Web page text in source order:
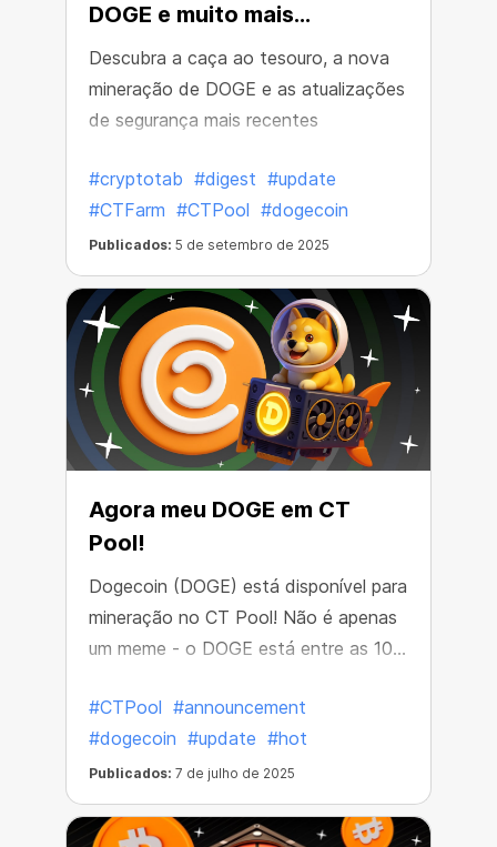
DOGE e muito mais...
Descubra a caça ao tesouro, a nova
mineração de DOGE e as atualizações
de segurança mais recentes
#cryptotab #digest #update
#CTFarm #CTPool #dogecoin
Publicados: 5 de setembro de 2025
Agora meu DOGE em CT
Pool!
Dogecoin (DOGE) está disponível para
mineração no CT Pool! Não é apenas
um meme - o DOGE está entre as 10
capitalização de mercado. Com uma
enorme comunidade global,
transações ultrarrápidas e um histórico
comprovado, é uma das moedas mais
populares e rápidas do mercado. É a
#CTPool #announcement
#dogecoin #update #hot
Publicados: 7 de julho de 2025